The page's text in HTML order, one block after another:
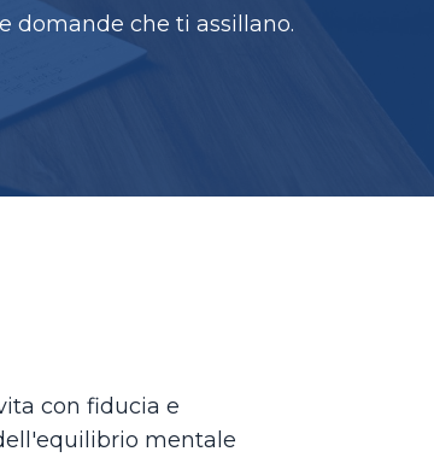
domande che ti assillano.
con fiducia e
mentale